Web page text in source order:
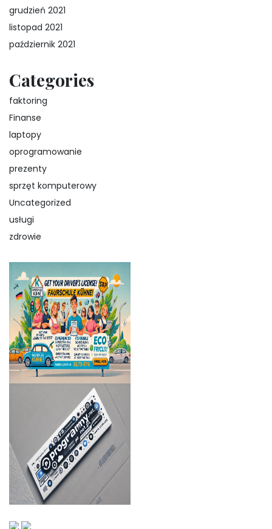
grudzień 2021
listopad 2021
październik 2021
Categories
faktoring
Finanse
laptopy
oprogramowanie
prezenty
sprzęt komputerowy
Uncategorized
usługi
zdrowie